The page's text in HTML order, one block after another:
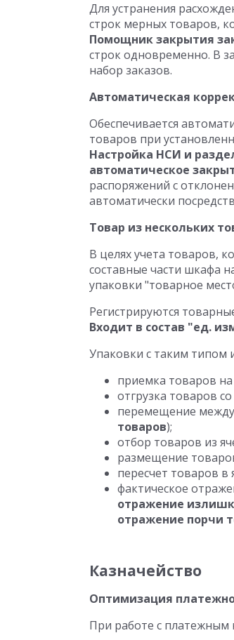
Для устранения
строк мерных товаров,
Помощник закрытия
строк одновременно. В
набор заказов.
Автоматическая
Обеспечивается
товаров при
Настройка НСИ и
автоматическое
распоряжений с
автоматически
Товар из нескольких
В целях учета товаров,
составные части шкафа
упаковки "товарное
Регистрируются
Входит в состав "ед.
Упаковки с таким типом
приемка товаров
отгрузка товаров
перемещение
товаров);
отбор товаров из
размещение
пересчет товаров в
фактическое
отражение
отражение порчи
Казначейство
Оптимизация
При работе с